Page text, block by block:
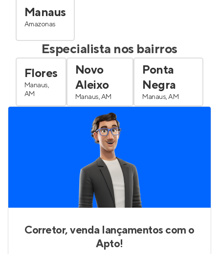
Manaus
Amazonas
Especialista nos bairros
Flores
Manaus,
AM
Novo
Aleixo
Manaus, AM
Ponta
Negra
Manaus, AM
Corretor, venda lançamentos com o
Apto!